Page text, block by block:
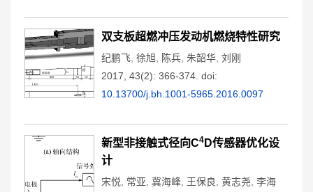
双支板超燃冲压发动机燃烧特性研究
纪鹏飞 徐旭 陈兵 朱韶华 刘刚
2017, 43(2): 366-374. doi:
10.13700/j.bh.1001-5965.2016.0097
新型非接触式径向C4 D传感器优化设
计
宋悦 常亚 冀海峰 王保良 黄志尧 李海